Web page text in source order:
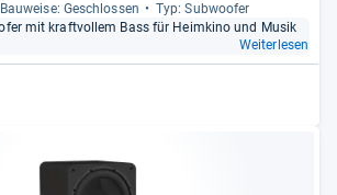
Bau­weise: Geschlos­sen
Typ: Sub­woofer
mit kraft­vol­lem Bass für Heim­kino und Musik
Weiterlesen